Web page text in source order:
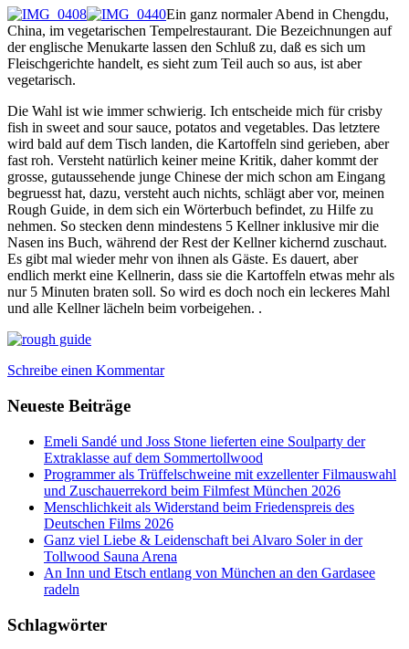
Ein ganz normaler Abend in Chengdu,
China, im vegetarischen Tempelrestaurant. Die Bezeichnungen auf
der englische Menukarte lassen den Schluß zu, daß es sich um
Fleischgerichte handelt, es sieht zum Teil auch so aus, ist aber
vegetarisch.
Die Wahl ist wie immer schwierig. Ich entscheide mich für crisby
fish in sweet and sour sauce, potatos and vegetables. Das letztere
wird bald auf dem Tisch landen, die Kartoffeln sind gerieben, aber
fast roh. Versteht natürlich keiner meine Kritik, daher kommt der
grosse, gutaussehende junge Chinese der mich schon am Eingang
begruesst hat, dazu, versteht auch nichts, schlägt aber vor, meinen
Rough Guide, in dem sich ein Wörterbuch befindet, zu Hilfe zu
nehmen. So stecken denn mindestens 5 Kellner inklusive mir die
Nasen ins Buch, während der Rest der Kellner kichernd zuschaut.
Es gibt mal wieder mehr von ihnen als Gäste. Es dauert, aber
endlich merkt eine Kellnerin, dass sie die Kartoffeln etwas mehr als
nur 5 Minuten braten soll. So wird es doch noch ein leckeres Mahl
und alle Kellner lächeln beim vorbeigehen. .
Schreibe einen Kommentar
Neueste Beiträge
Emeli Sandé und Joss Stone lieferten eine Soulparty der
Extraklasse auf dem Sommertollwood
Programmer als Trüffelschweine mit exzellenter Filmauswahl
und Zuschauerrekord beim Filmfest München 2026
Menschlichkeit als Widerstand beim Friedenspreis des
Deutschen Films 2026
Ganz viel Liebe & Leidenschaft bei Alvaro Soler in der
Tollwood Sauna Arena
An Inn und Etsch entlang von München an den Gardasee
radeln
Schlagwörter